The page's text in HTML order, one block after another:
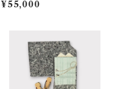
墨茶色の露芝と草花の丸文
¥55,000